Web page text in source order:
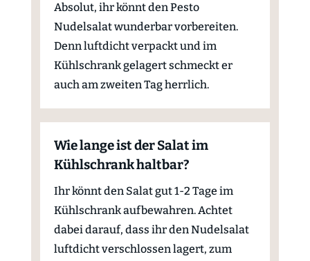
Absolut, ihr könnt den Pesto
Nudelsalat wunderbar vorbereiten.
Denn luftdicht verpackt und im
Kühlschrank gelagert schmeckt er
auch am zweiten Tag herrlich.
Wie lange ist der Salat im
Kühlschrank haltbar?
Ihr könnt den Salat gut 1-2 Tage im
Kühlschrank aufbewahren. Achtet
dabei darauf, dass ihr den Nudelsalat
luftdicht verschlossen lagert, zum